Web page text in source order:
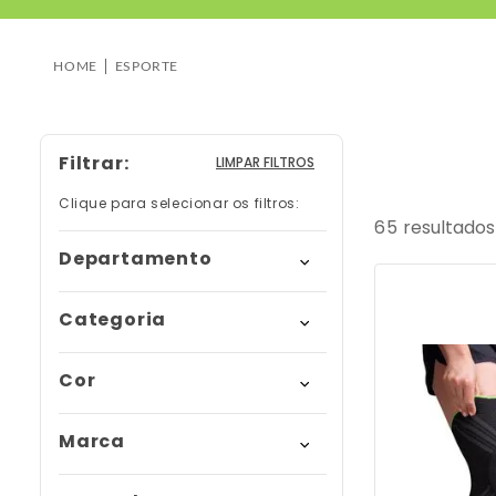
HOME ESPORTE
Filtrar
Departamento
atividade física
termoterapia
Categoria
joelheira
munhequeira
Cor
Preto
Marca
LIMPAR FILTROS
65